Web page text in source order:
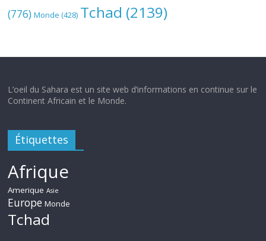
(776) Monde (428) Tchad (2139)
L’oeil du Sahara est un site web d’informations en continue sur le
Continent Africain et le Monde.
Étiquettes
Afrique
Amerique Asie
Europe Monde
Tchad